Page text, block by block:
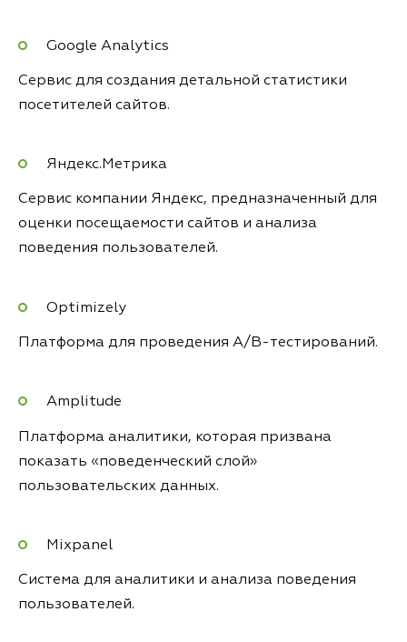
Google Analytics
Сервис для создания детальной статистики
посетителей сайтов.
Яндекс.Метрика
Сервис компании Яндекс, предназначенный для
оценки посещаемости сайтов и анализа
поведения пользователей.
Optimizely
Платформа для проведения A/B-тестирований.
Amplitude
Платформа аналитики, которая призвана
показать «поведенческий слой»
пользовательских данных.
Mixpanel
Система для аналитики и анализа поведения
пользователей.